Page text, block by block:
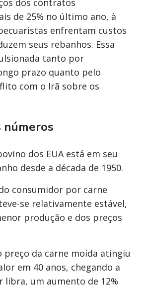
de 25% no último ano, à
enfrentam custos
seus rebanhos. Essa
tanto por
prazo quanto pelo
com o Irã sobre os
números
dos EUA está em seu
desde a década de 1950.
consumidor por carne
se relativamente estável,
produção e dos preços
preço da carne moída atingiu
em 40 anos, chegando a
libra, um aumento de 12%